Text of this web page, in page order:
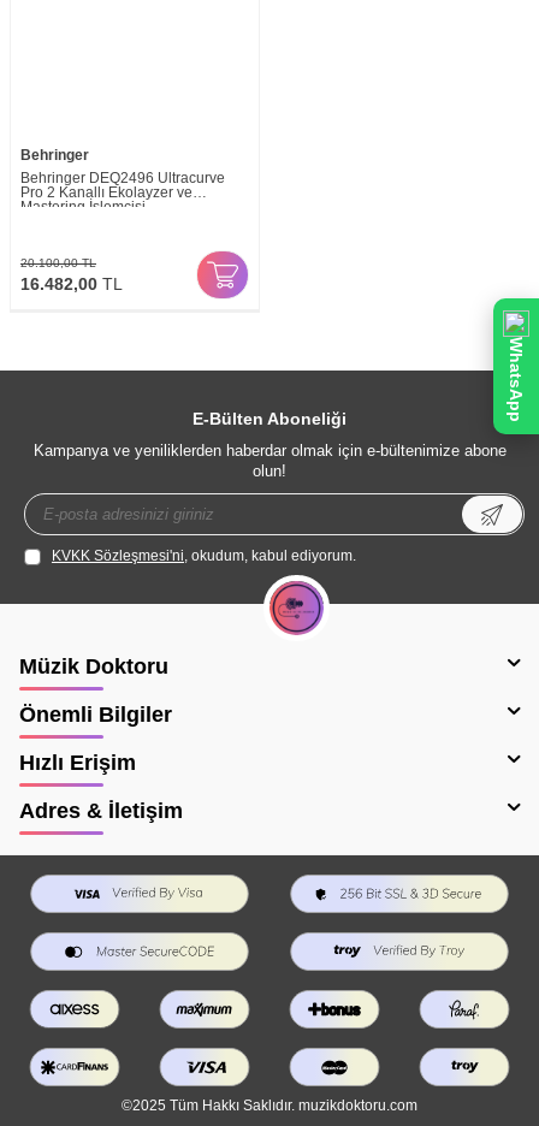
Behringer
Behringer DEQ2496 Ultracurve
Pro 2 Kanallı Ekolayzer ve
Mastering İşlemcisi
20.100,00TL
16.482,00 TL
E-Bülten Aboneliği
Kampanya ve yeniliklerden haberdar olmak için e-bültenimize abone
olun!
KVKK Sözleşmesi'ni, okudum, kabul ediyorum.
Müzik Doktoru
Önemli Bilgiler
Hızlı Erişim
Adres & İletişim
©2025 Tüm Hakkı Saklıdır. muzikdoktoru.com
WhatsApp